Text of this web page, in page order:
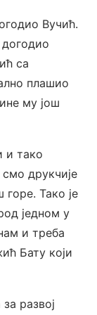
Вучић.
са
плашио
му још
и тако
друкчије
Тако је
једном у
и треба
Бату који
развој